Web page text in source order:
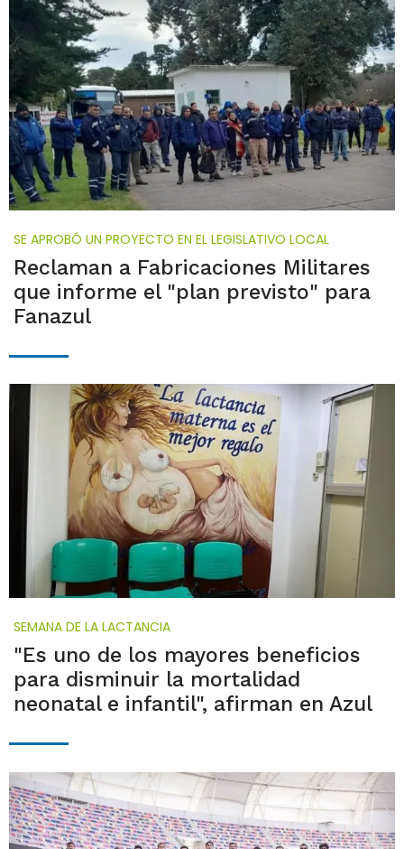
SE APROBÓ UN PROYECTO EN EL LEGISLATIVO LOCAL
Reclaman a Fabricaciones Militares
que informe el "plan previsto" para
Fanazul
SEMANA DE LA LACTANCIA
"Es uno de los mayores beneficios
para disminuir la mortalidad
neonatal e infantil", afirman en Azul